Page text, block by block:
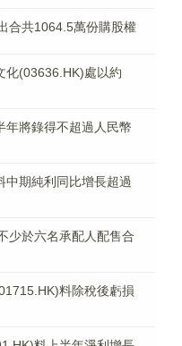
合共1064.5萬份購股權
化(03636.HK)處以約
年將錄得不超過人民幣
中期純利同比增長超過
少於六名承配人配售合
料除稅後虧損